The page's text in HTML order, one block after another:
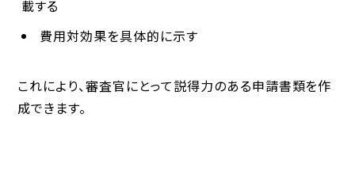
載する
費用対効果を具体的に示す
これにより、審査官にとって説得力のある申請書類を作
成できます。